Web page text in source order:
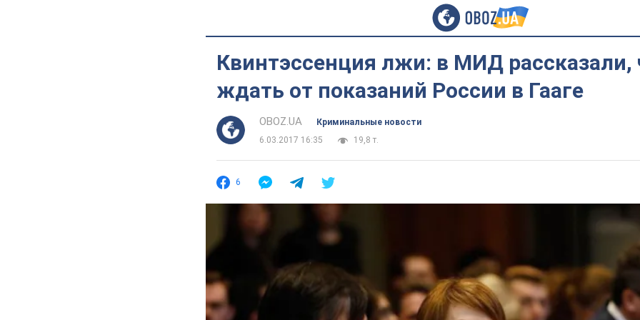
Квинтэссенция лжи: в МИД рассказали,
ждать от показаний России в Гааге
OBOZ.UA
Криминальные новости
6.03.2017 16:35
19,8 т.
6